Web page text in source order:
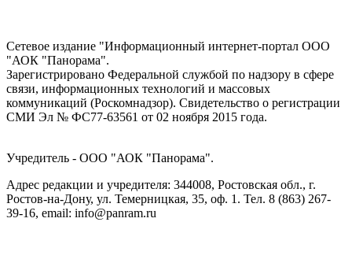
Сетевое издание "Информационный интернет-портал ООО
"АОК "Панорама".
Зарегистрировано Федеральной службой по надзору в сфере
связи, информационных технологий и массовых
коммуникаций (Роскомнадзор). Cвидетельство о регистрации
СМИ Эл № ФС77-63561 от 02 ноября 2015 года.
Учредитель - ООО "АОК "Панорама".
Адрес редакции и учредителя: 344008, Ростовская обл., г.
Ростов-на-Дону, ул. Темерницкая, 35, оф. 1. Тел. 8 (863) 267-
39-16, email: info@panram.ru